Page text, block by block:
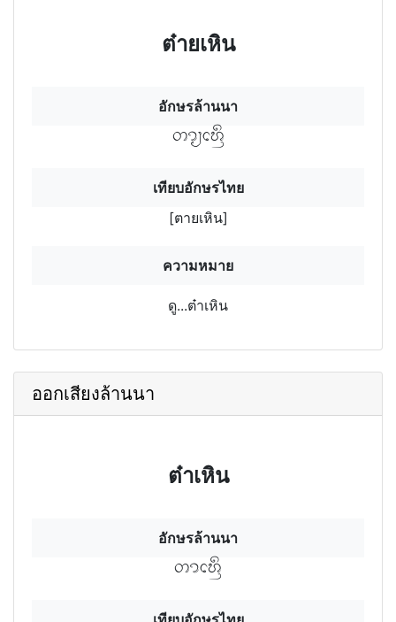
ต๋ายเหิน
อักษรล้านนา
ตายฯเหินฯ
เทียบอักษรไทย
[ตายเหิน]
ความหมาย
ดู...ต๋าเหิน
ออกเสียงล้านนา
ต๋าเหิน
อักษรล้านนา
ตาเหินฯ